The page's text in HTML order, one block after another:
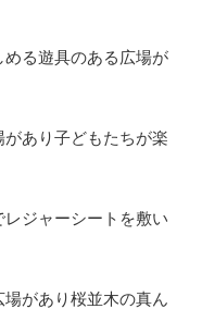
める遊具のある広場が
あり子どもたちが楽
ジャーシートを敷い
があり桜並木の真ん